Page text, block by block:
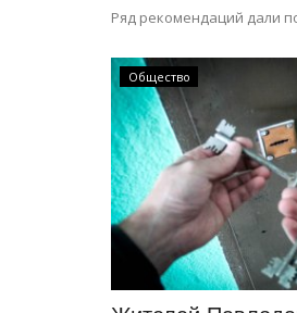
Ряд рекомендаций дали
Общество